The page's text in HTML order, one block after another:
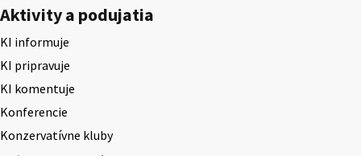
Aktivity a podujatia
KI informuje
KI pripravuje
KI komentuje
Konferencie
Konzervatívne kluby